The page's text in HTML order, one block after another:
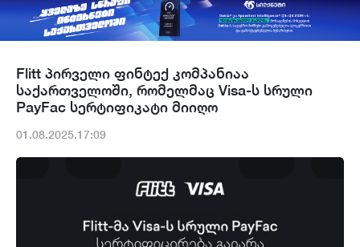
Flitt პირველი ფინტექ კომპანიაა
საქართველოში, რომელმაც Visa-ს სრული
PayFac სერტიფიკატი მიიღო
01.08.2025.17:09